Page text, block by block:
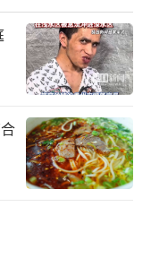
水田整地作业
间断作业，将
北斗导航的智
完成翻耕、搅
的水田变得平
土条件。